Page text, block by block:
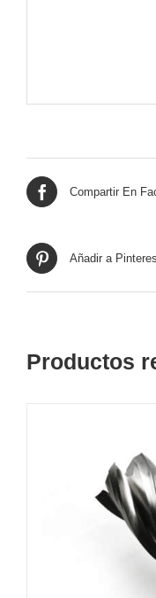
Compartir En
Añadir a
Productos